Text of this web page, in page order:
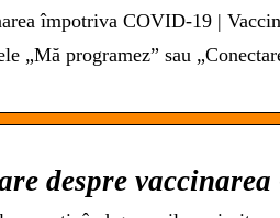
împotriva COVID-19 |
„Mă programez” sau
despre